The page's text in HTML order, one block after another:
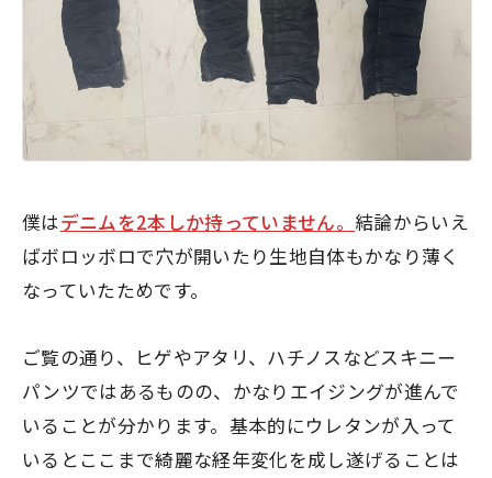
僕はデニムを2本しか持っていません。 結論からいえ
ばボロッボロで穴が開いたり生地自体もかなり薄く
なっていたためです。
ご覧の通り、ヒゲやアタリ、ハチノスなどスキニー
パンツではあるものの、かなりエイジングが進んで
いることが分かります。基本的にウレタンが入って
いるとここまで綺麗な経年変化を成し遂げることは